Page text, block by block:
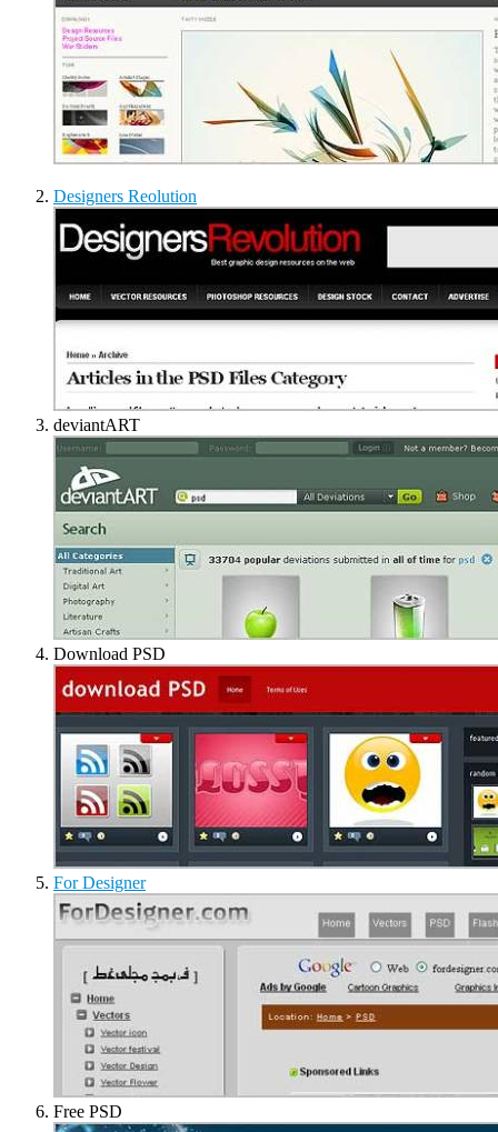
Designers Reolution
deviantART
Download PSD
For Designer
Free PSD